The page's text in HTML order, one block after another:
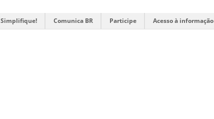
Simplifique! Comunica BR Participe Acesso à informação